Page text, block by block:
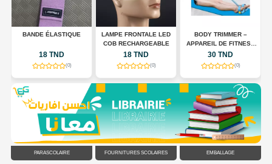
BANDE ÉLASTIQUE
18 TND
(0)
LAMPE FRONTALE LED
COB RECHARGEABLE
18 TND
(0)
BODY TRIMMER –
APPAREIL DE FITNESS
POUR TONIFIER LE
CORPS
30 TND
(0)
PARASCOLAIRE FOURNITURES SCOLAIRES EMBALLAGE